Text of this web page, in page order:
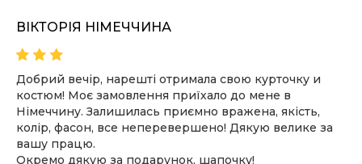
ОЛЬГА, КИЕВ
Всё собиралась написать отзыв на ваш пуховик, но
руки не доходили)
Хочу сказать вам огромное спасибо! Он просто
идеальный и невероятно красивый.
Наверное, это какой-то знак судьбы, что я столько
времени не могла купить пуховик, и нашла в вашем